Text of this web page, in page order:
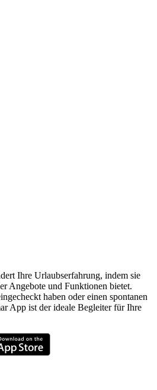
Ihre Urlaubserfahrung, indem sie
Angebote und Funktionen bietet.
haben oder einen spontanen
App ist der ideale Begleiter für Ihre